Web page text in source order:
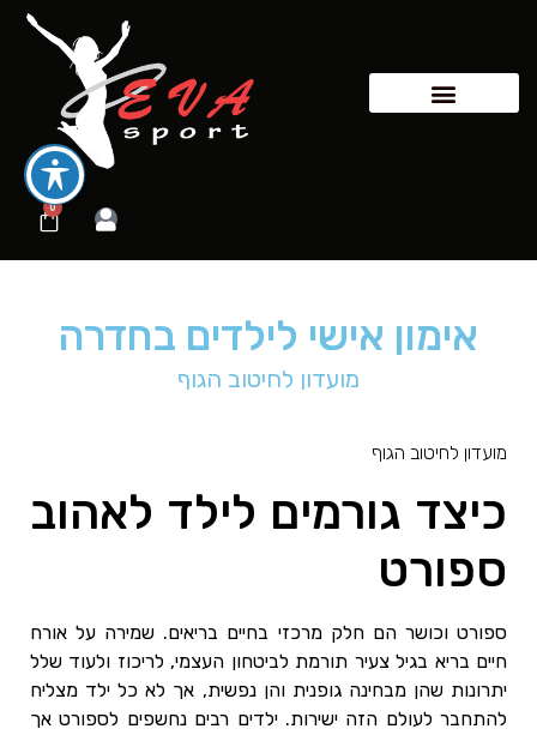
0
אימון אישי לילדים בחדרה
מועדון לחיטוב הגוף
מועדון לחיטוב הגוף
כיצד גורמים לילד לאהוב
ספורט
ספורט וכושר הם חלק מרכזי בחיים בריאים. שמירה על אורח
חיים בריא בגיל צעיר תורמת לביטחון העצמי, לריכוז ולעוד שלל
יתרונות שהן מבחינה גופנית והן נפשית, אך לא כל ילד מצליח
להתחבר לעולם הזה ישירות. ילדים רבים נחשפים לספורט אך